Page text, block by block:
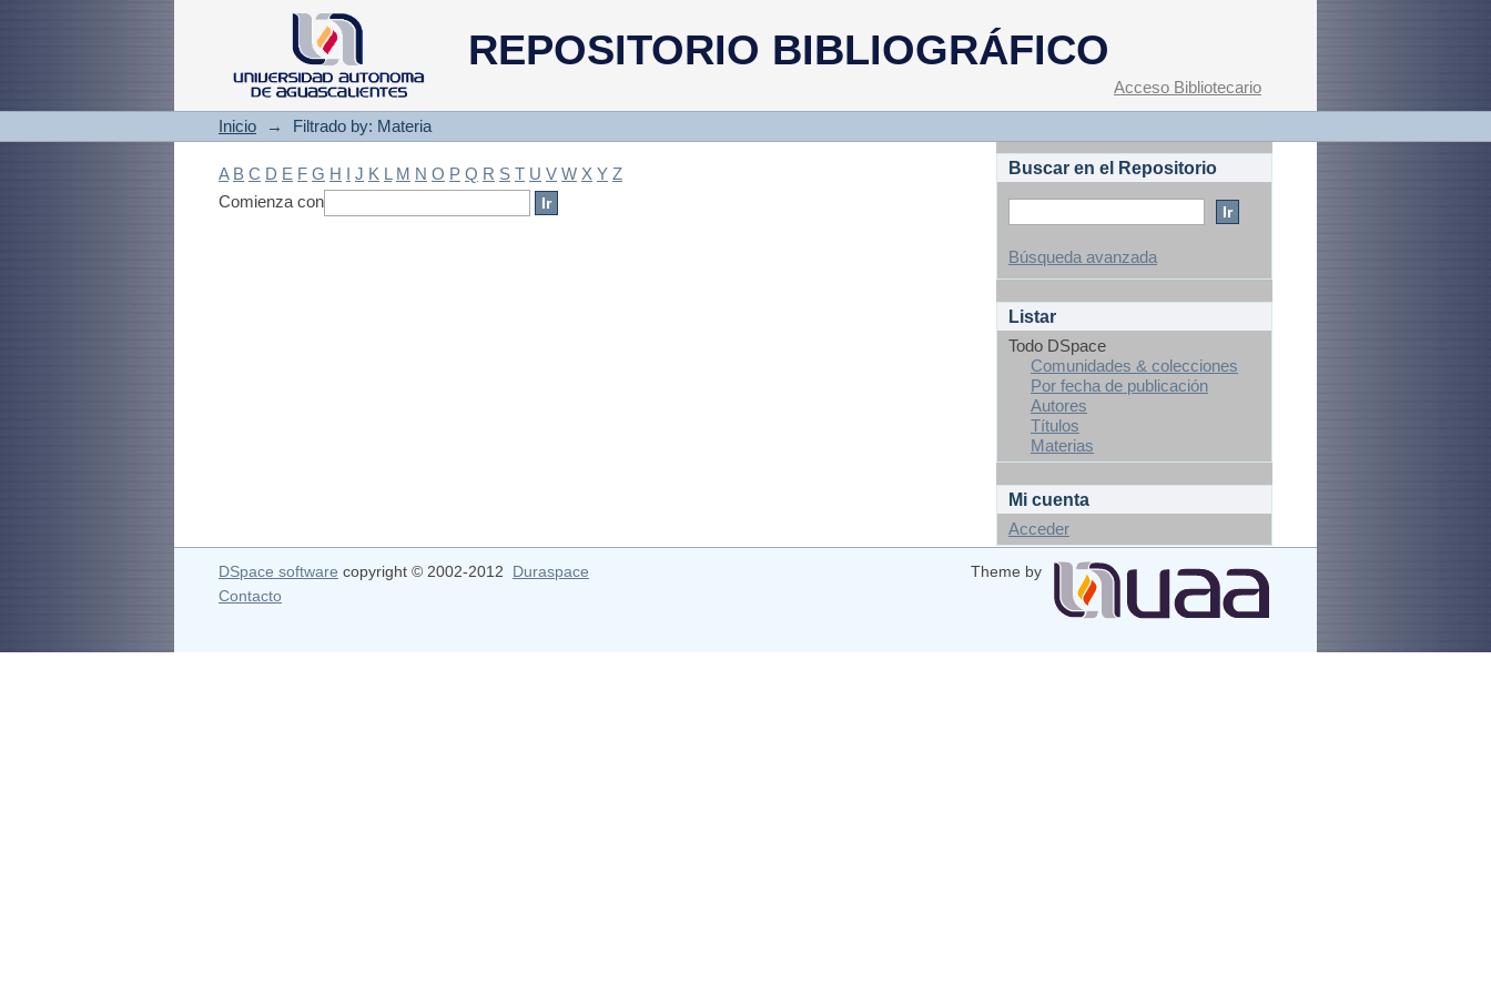
REPOSITORIO BIBLIOGRÁFICO
Filtrado by: Materia
Acceso Bibliotecario
Inicio → Filtrado by: Materia
A B C D E F G H I J K L M N O P Q R S T U V W X Y Z
Comienza con
Buscar en el Repositorio
Búsqueda avanzada
Listar
Todo DSpace
Comunidades & colecciones
Por fecha de publicación
Autores
Títulos
Materias
Mi cuenta
Acceder
DSpace software copyright © 2002-2012 Duraspace
Theme by
Contacto